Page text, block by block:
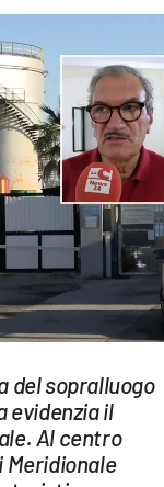
del sopralluogo
evidenzia il
Al centro